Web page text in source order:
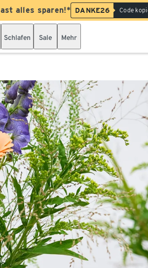
alles sparen!* DANKE26 Code
Schlafen Sale Mehr